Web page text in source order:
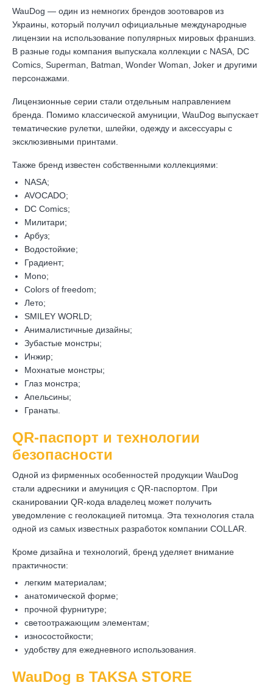
WauDog — один из немногих брендов зоотоваров из
Украины, который получил официальные международные
лицензии на использование популярных мировых франшиз.
В разные годы компания выпускала коллекции с NASA, DC
Comics, Superman, Batman, Wonder Woman, Joker и другими
персонажами.
Лицензионные серии стали отдельным направлением
бренда. Помимо классической амуниции, WauDog выпускает
тематические рулетки, шлейки, одежду и аксессуары с
эксклюзивными принтами.
Также бренд известен собственными коллекциями:
NASA;
AVOCADO;
DC Comics;
Милитари;
Арбуз;
Водостойкие;
Градиент;
Mono;
Colors of freedom;
Лето;
SMILEY WORLD;
Анималистичные дизайны;
Зубастые монстры;
Инжир;
Мохнатые монстры;
Глаз монстра;
Апельсины;
Гранаты.
QR-паспорт и технологии
безопасности
Одной из фирменных особенностей продукции WauDog
стали адресники и амуниция с QR-паспортом. При
сканировании QR-кода владелец может получить
уведомление с геолокацией питомца. Эта технология стала
одной из самых известных разработок компании COLLAR.
Кроме дизайна и технологий, бренд уделяет внимание
практичности:
легким материалам;
анатомической форме;
прочной фурнитуре;
светоотражающим элементам;
износостойкости;
удобству для ежедневного использования.
WauDog в TAKSA STORE